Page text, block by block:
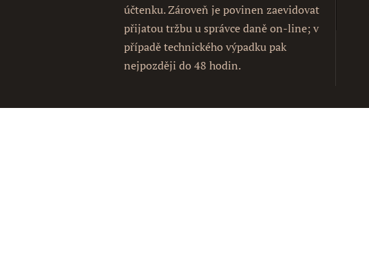
účtenku. Zároveň je povinen zaevidovat
přijatou tržbu u správce daně on-line; v
případě technického výpadku pak
nejpozději do 48 hodin.